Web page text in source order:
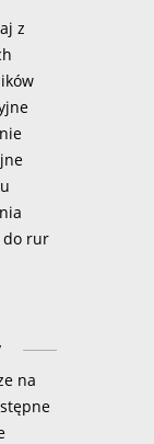
z
do rur
na